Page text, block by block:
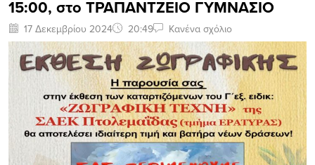
15:00, στο ΤΡΑΠΑΝΤΖΕΙΟ ΓΥΜΝΑΣΙΟ
17 Δεκεμβρίου 2024 20:49 Κανένα σχόλιο